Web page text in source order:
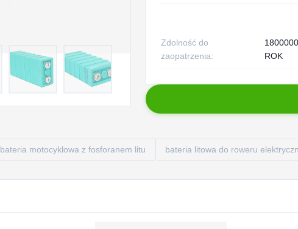
Zdolność do
zaopatrzenia:
ROK
bateria motocyklowa z fosforanem litu bateria litowa do roweru